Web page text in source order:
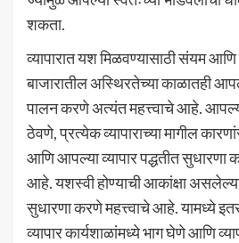
शकता.
व्यापारात यश मिळवण्यासाठी संयम
बाजारातील अस्थिरतेच्या काळातही
पालन करणे अत्यंत महत्त्वाचे आहे. आपल्या
ठेवणे, प्रत्येक व्यापाराच्या मागील
आणि आपल्या व्यापार पद्धतीत
आहे. यशस्वी होण्याची आकांक्षा असलेल्या
सुधारणा करणे महत्त्वाचे आहे. यामध्ये इतर
व्यापार कार्यशाळांमध्ये भाग घेणे आणि